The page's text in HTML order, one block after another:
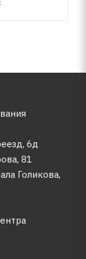
6д
81
Голикова,